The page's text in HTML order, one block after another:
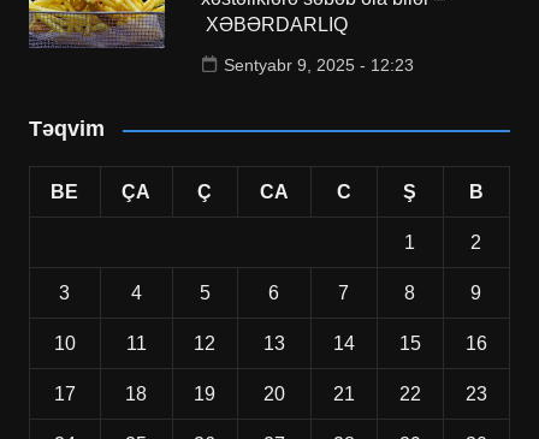
XƏBƏRDARLIQ
Sentyabr 9, 2025 - 12:23
Təqvim
BE ÇA Ç CA C Ş B
1 2
3 4 5 6 7 8 9
10 11 12 13 14 15 16
17 18 19 20 21 22 23